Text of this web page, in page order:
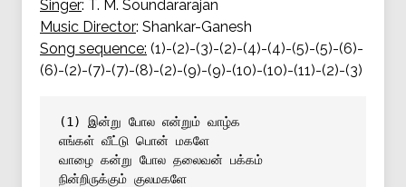
Singer: T. M. Soundararajan
Music Director: Shankar-Ganesh
Song sequence: (1)-(2)-(3)-(2)-(4)-(4)-(5)-(5)-(6)-
(6)-(2)-(7)-(7)-(8)-(2)-(9)-(9)-(10)-(10)-(11)-(2)-(3)
(1) இன்று போல என்றும் வாழ்க
எங்கள் வீட்டு பொன் மகளே
வாழை கன்று போல தலைவன் பக்கம்
நின்றிருக்கும் குலமகளே